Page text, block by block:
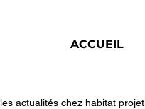
ACCUEIL
les actualités chez habitat projet